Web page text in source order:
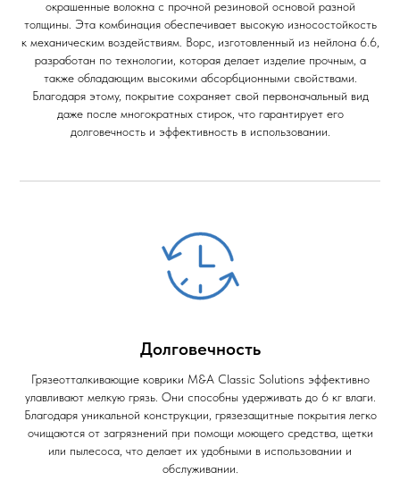
окрашенные волокна с прочной резиновой основой разной
толщины. Эта комбинация обеспечивает высокую износостойкость
к механическим воздействиям. Ворс, изготовленный из нейлона 6.6,
разработан по технологии, которая делает изделие прочным, а
также обладающим высокими абсорбционными свойствами.
Благодаря этому, покрытие сохраняет свой первоначальный вид
даже после многократных стирок, что гарантирует его
долговечность и эффективность в использовании.
Долговечность
Грязеотталкивающие коврики M&A Classic Solutions эффективно
улавливают мелкую грязь. Они способны удерживать до 6 кг влаги.
Благодаря уникальной конструкции, грязезащитные покрытия легко
очищаются от загрязнений при помощи моющего средства, щетки
или пылесоса, что делает их удобными в использовании и
обслуживании.